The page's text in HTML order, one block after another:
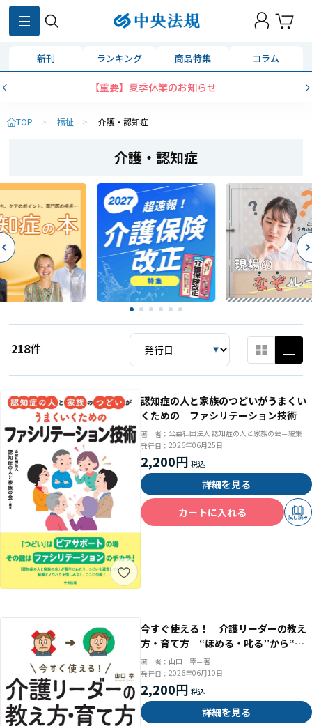
新刊 ランキング 商品特集 コラム
コンビニ決済に「セブンイレブン」を追加いたしました
TOP > 福祉 > 介護・認知症
介護・認知症
218件
認知症の人と家族のつどいがうまくい
くための ファシリテーション技術
著 者： 公益社団法人 認知症の人と家族の会＝編集
発行日： 2026年06月25日
2,200円
詳細を見る
カートに入れる
試し読み
今すぐ使える！ 介護リーダーの教え
方・育て方 “ほめる・叱る”から“Ｏ
ＪＴ・１ｏｎ１”までスタッフへの声
かけ〇と×
著 者： 山口 宰＝著
発行日： 2026年06月10日
2,200円
詳細を見る